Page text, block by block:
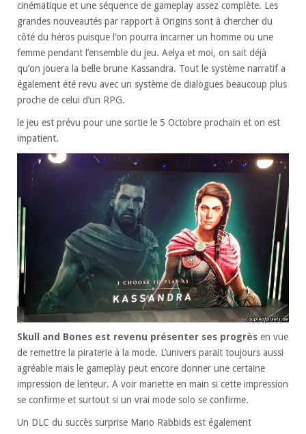
cinématique et une séquence de gameplay assez complète. Les
grandes nouveautés par rapport à Origins sont à chercher du
côté du héros puisque l’on pourra incarner un homme ou une
femme pendant l’ensemble du jeu. Aelya et moi, on sait déjà
qu’on jouera la belle brune Kassandra. Tout le système narratif a
également été revu avec un système de dialogues beaucoup plus
proche de celui d’un RPG.
le jeu est prévu pour une sortie le 5 Octobre prochain et on est
impatient.
Skull and Bones est revenu présenter ses progrès en vue
de remettre la piraterie à la mode. L’univers parait toujours aussi
agréable mais le gameplay peut encore donner une certaine
impression de lenteur. A voir manette en main si cette impression
se confirme et surtout si un vrai mode solo se confirme.
Un DLC du succès surprise Mario Rabbids est également